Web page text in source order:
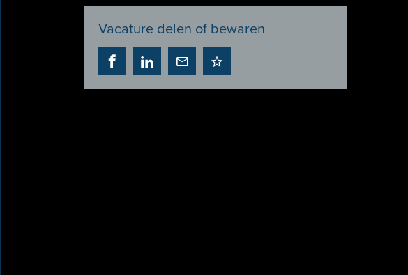
Vacature delen of bewaren